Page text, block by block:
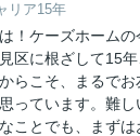
リア15年
！ケーズホームの
区に根ざして15
らこそ、まるで
っています。難
ことでも、まずは